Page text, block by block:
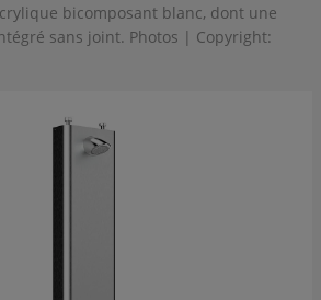
bicomposant blanc, dont une
sans joint. Photos | Copyright: